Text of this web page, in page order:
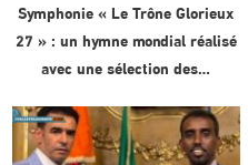
Symphonie « Le Trône Glorieux
27 » : un hymne mondial réalisé
avec une sélection des…